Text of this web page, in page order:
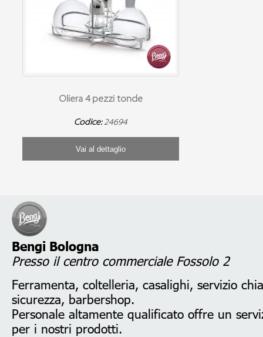
Oliera 4 pezzi tonde
Codice:24694
Vai al dettaglio
Bengi Bologna
Presso il centro commerciale Fossolo 2
Ferramenta, coltelleria, casalighi, servizio
sicurezza, barbershop.
Personale altamente qualificato offre un
per i nostri prodotti.